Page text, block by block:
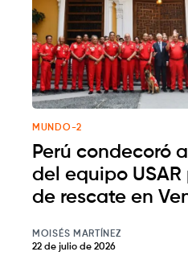
MUNDO-2
Perú condecoró
del equipo USAR
de rescate en
MOISÉS MARTÍNEZ
22 de julio de 2026